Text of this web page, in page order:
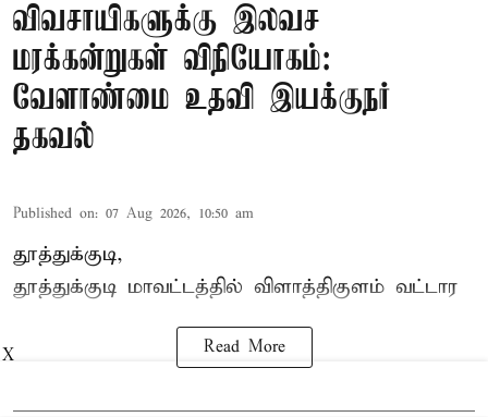
விவசாயிகளுக்கு இலவச
மரக்கன்றுகள் விநியோகம்:
வேளாண்மை உதவி இயக்குநர்
தகவல்
Published on: 07 Aug 2026, 10:50 am
தூத்துக்குடி,
தூத்துக்குடி மாவட்டத்தில் விளாத்திகுளம் வட்டார
Read More
X